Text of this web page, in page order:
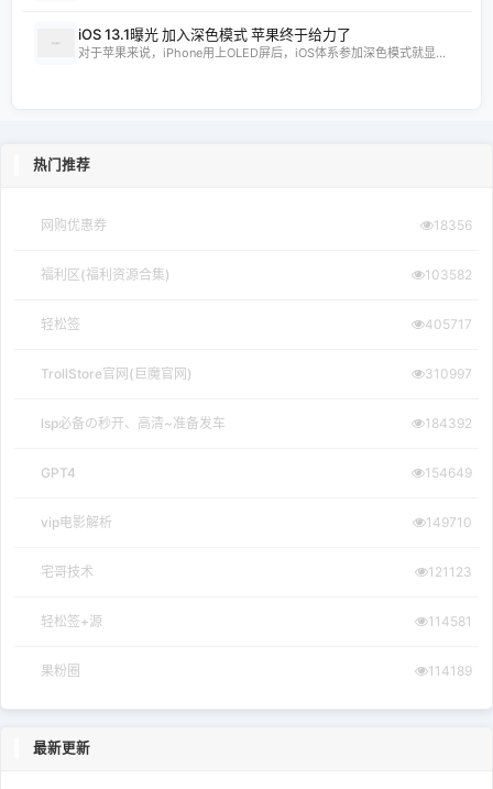
iOS 13.1曝光 加入深色模式 苹果终于给力了
对于苹果来说，iPhone用上OLED屏后，iOS体系参加深色模式就显...
热门推荐
网购优惠券 18356
福利区(福利资源合集) 103582
轻松签 405717
TrollStore官网(巨魔官网) 310997
lsp必备の秒开、高清~准备发车 184392
GPT4 154649
vip电影解析 149710
宅哥技术 121123
轻松签+源 114581
果粉圈 114189
最新更新